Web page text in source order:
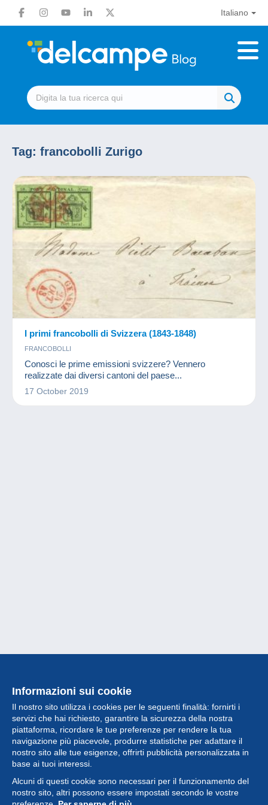
Italiano
Tag: francobolli Zurigo
I primi francobolli di Svizzera (1843-1848)
FRANCOBOLLI
Conosci le prime emissioni svizzere? Vennero
realizzate dai diversi cantoni del paese...
17 October 2019
Informazioni sui cookie
Il nostro sito utilizza i cookies per le seguenti finalità: fornirti i
servizi che hai richiesto, garantire la sicurezza della nostra
piattaforma, ricordare le tue preferenze per rendere la tua
navigazione più piacevole, produrre statistiche per adattare il
nostro sito alle tue esigenze, offrirti pubblicità personalizzata in
base ai tuoi interessi.
Alcuni di questi cookie sono necessari per il funzionamento del
nostro sito, altri possono essere impostati secondo le vostre
Collezione
Novità